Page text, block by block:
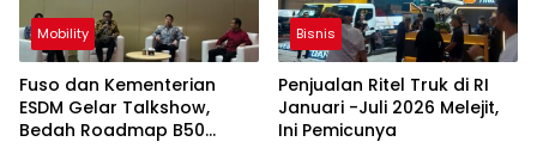
Mobility
Fuso dan Kementerian
ESDM Gelar Talkshow,
Bedah Roadmap B50
Bisnis
Penjualan Ritel Truk di RI
Januari -Juli 2026 Melejit,
Ini Pemicunya